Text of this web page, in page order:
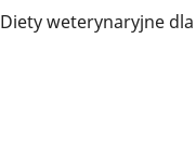
Diety weterynaryjne